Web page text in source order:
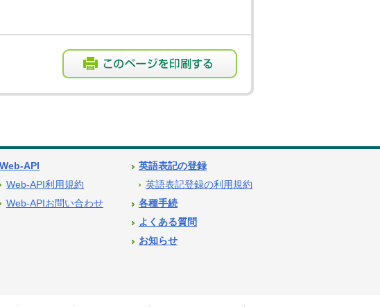
Web-API
Web-API利用規約
Web-APIお問い合わせ
英語表記の登録
英語表記登録の利用規約
各種手続
よくある質問
お知らせ